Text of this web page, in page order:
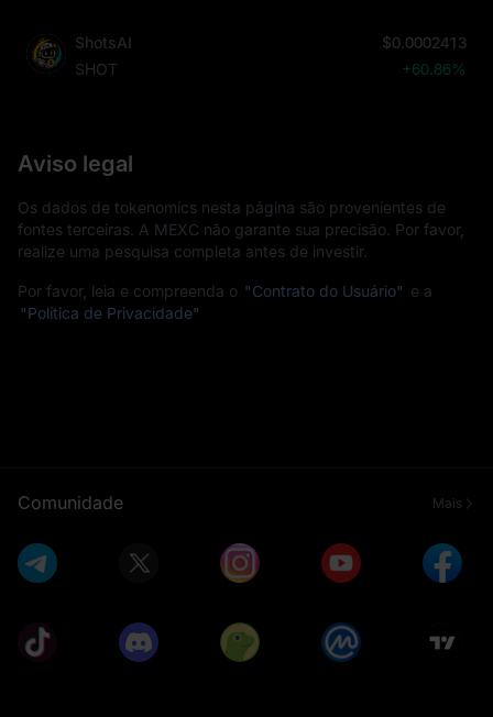
ShotsAI
SHOT
$0.0002413
+60.86%
Aviso legal
Os dados de tokenomics nesta página são provenientes de
fontes terceiras. A MEXC não garante sua precisão. Por favor,
realize uma pesquisa completa antes de investir.
Por favor, leia e compreenda o "Contrato do Usuário" e a
"Política de Privacidade"
Comunidade Mais